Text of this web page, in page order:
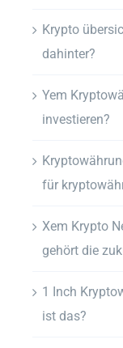
Krypto
dahinter?
Yem
investieren?
für
Xem Krypto
gehört die
1 Inch
ist das?